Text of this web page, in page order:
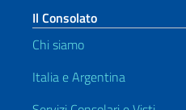
Il Consolato
Chi siamo
Italia e Argentina